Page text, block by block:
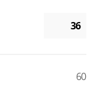
60